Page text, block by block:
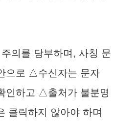
의를 당부하며, 사칭 문
으로 △수신자는 문자
인하고 △출처가 불분명
클릭하지 않아야 하며